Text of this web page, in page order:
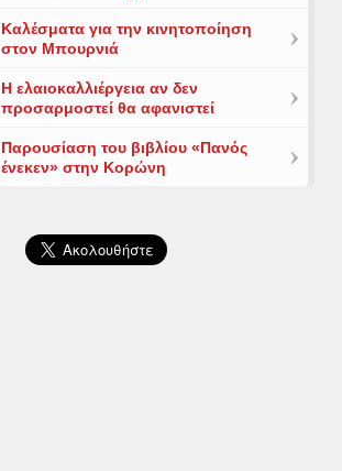
Καλέσματα για την κινητοποίηση
στον Μπουρνιά
Η ελαιοκαλλιέργεια αν δεν
προσαρμοστεί θα αφανιστεί
Παρουσίαση του βιβλίου «Πανός
ένεκεν» στην Κορώνη